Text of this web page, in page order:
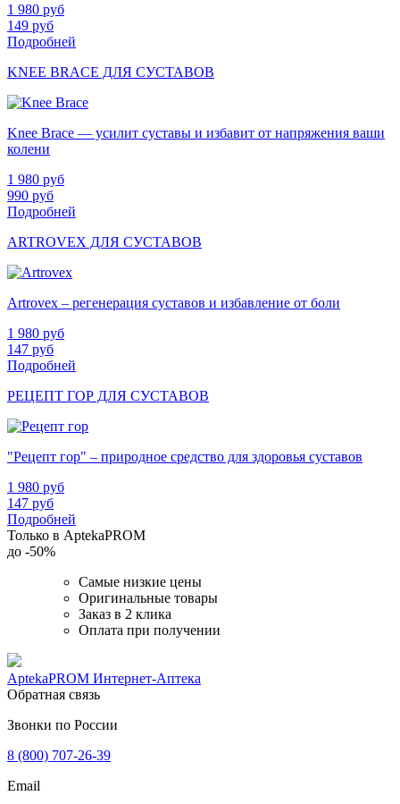
1 980 руб
149 руб
Подробней
KNEE BRACE ДЛЯ СУСТАВОВ
Knee Brace — усилит суставы и избавит от напряжения ваши
колени
1 980 руб
990 руб
Подробней
ARTROVEX ДЛЯ СУСТАВОВ
Artrovex – регенерация суставов и избавление от боли
1 980 руб
147 руб
Подробней
РЕЦЕПТ ГОР ДЛЯ СУСТАВОВ
"Рецепт гор" – природное средство для здоровья суставов
1 980 руб
147 руб
Подробней
Только в AptekaPROM
до -50%
Самые низкие цены
Оригинальные товары
Заказ в 2 клика
Оплата при получении
AptekaPROM Интернет-Аптека
Обратная связь
Звонки по России
8 (800) 707-26-39
Email